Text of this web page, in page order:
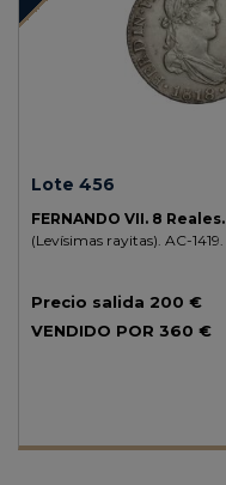
Lote 456
FERNANDO VII. 8 Reales.
(Levísimas rayitas). AC-1419.
Precio salida 200 €
VENDIDO POR 360 €